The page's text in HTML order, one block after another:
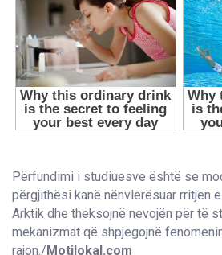
Përfundimi i studiuesve është se
përgjithësi kanë nënvlerësuar rritjen
Arktik dhe theksojnë nevojën për të
mekanizmat që shpjegojnë
rajon./Motilokal.com